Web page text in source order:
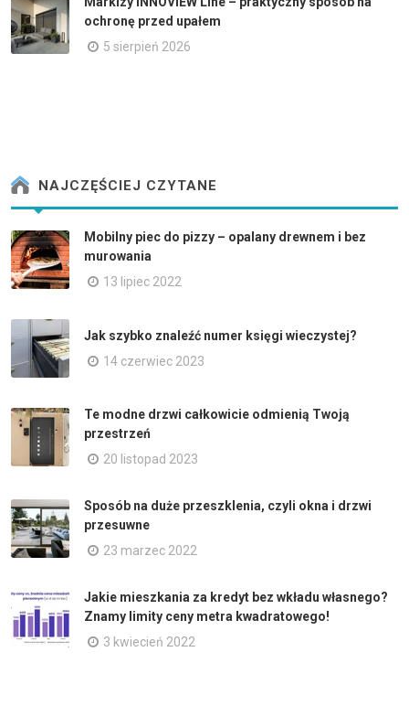
ochronę przed upałem
5 sierpień 2026
NAJCZĘŚCIEJ CZYTANE
Mobilny piec do pizzy – opalany drewnem i bez
murowania
13 lipiec 2022
Jak szybko znaleźć numer księgi wieczystej?
14 czerwiec 2023
Te modne drzwi całkowicie odmienią Twoją
przestrzeń
20 listopad 2023
Sposób na duże przeszklenia, czyli okna i drzwi
przesuwne
23 marzec 2022
Jakie mieszkania za kredyt bez wkładu własnego?
Znamy limity ceny metra kwadratowego!
3 kwiecień 2022